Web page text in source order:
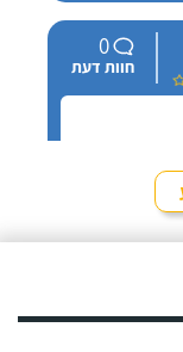
הסבירה לנו
זה כרוך כדי
שאנחנו
את הצעד
0
חוות דעת